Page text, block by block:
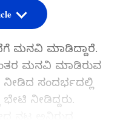
ಮನವಿ ಮಾಡಿದ್ದಾರೆ.
ಮನವಿ ಮಾಡಿರುವ
ನೀಡಿದ ಸಂದರ್ಭದಲ್ಲಿ
ನೀಡಿದ್ದರು.